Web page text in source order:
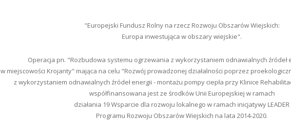
"Europejski Fundusz Rolny na rzecz Rozwoju Obszarów Wiejskich:
Europa inwestująca w obszary wiejskie".
Operacja pn. "Rozbudowa systemu ogrzewania z wykorzystaniem odnawialnych źródeł
w miejscowości Krojanty" mająca na celu "Rozwój prowadzonej działalności poprzez
z wykorzystaniem odnawialnych źródeł energii - montażu pompy ciepła przy Klinice
współfinansowana jest ze środków Unii Europejskiej w ramach
działania 19 Wsparcie dla rozwoju lokalnego w ramach inicjatywy LEADER
Programu Rozwoju Obszarów Wiejskich na lata 2014-2020.